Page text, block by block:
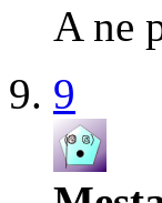
A ne
9